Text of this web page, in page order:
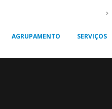
AGRUPAMENTO SERVIÇOS